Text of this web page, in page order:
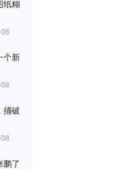
纸糊
个新
捅破
鹏了